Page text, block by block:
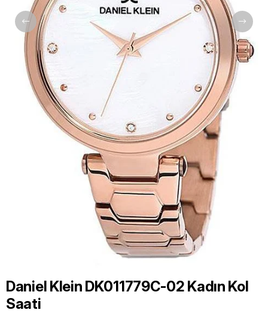
Daniel Klein DK011779C-02 Kadın Kol
Saati